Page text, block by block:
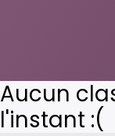
Aucun
l'instant :(